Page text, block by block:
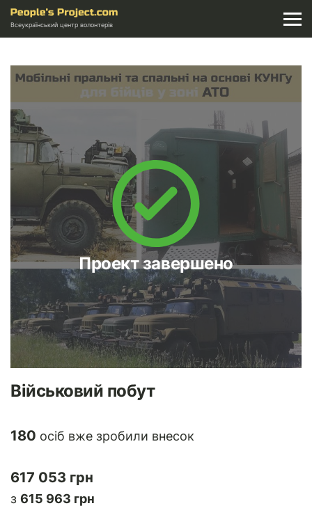
Всеукраїнський центр волонтерів
Проект завершено
Військовий побут
180 осіб вже зробили внесок
617 053 грн
з 615 963 грн